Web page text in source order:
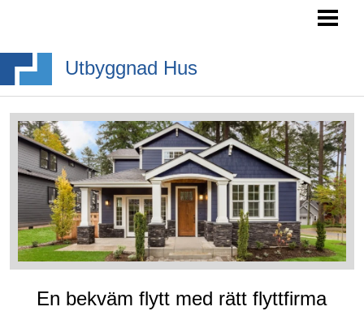
SÖKA BYGGLOV
BYGGA BURSPRÅK
BYGGA TAKKUPA
BYGGA ALTANTRAPPA
BLOGG
Utbyggnad Hus
En bekväm flytt med rätt flyttfirma